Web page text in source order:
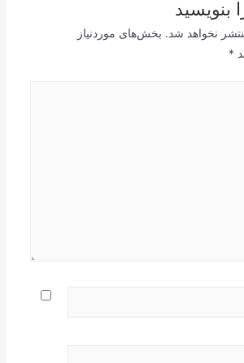
بنویسید
نخواهد شد. بخش‌های موردنیاز
*